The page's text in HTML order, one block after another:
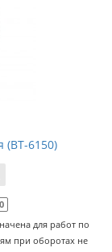
6150)
для работ по
при оборотах не